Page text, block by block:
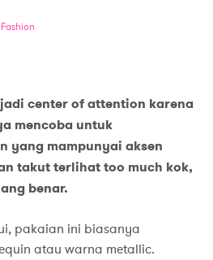
Fashion
center of attention karena
mencoba untuk
yang mampunyai aksen
takut terlihat too much kok,
benar.
pakaian ini biasanya
atau warna metallic.